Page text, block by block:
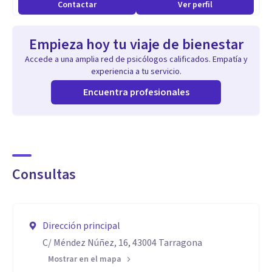
-Salud mental en población con discapacidad y trastornos
- Trastornos alimentarios, hábitos saludable, deporte.
- Bienestar emocional e inteligencia emocional
situaciones que se nos pueden hacer difíciles de afrontar por
lo que tomárnoslas como desafíos que tenemos que
después lograr vencer la situación saliendo fortalecidos a
nivel personal.
Contactar Ver perfil
Empieza hoy tu viaje de bienestar
Accede a una amplia red de psicólogos calificados. Empatía y
experiencia a tu servicio.
Encuentra profesionales
Consultas
Dirección principal
C/ Méndez Núñez, 16, 43004 Tarragona
Mostrar en el mapa